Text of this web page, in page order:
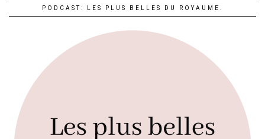
PODCAST: LES PLUS BELLES DU ROYAUME.